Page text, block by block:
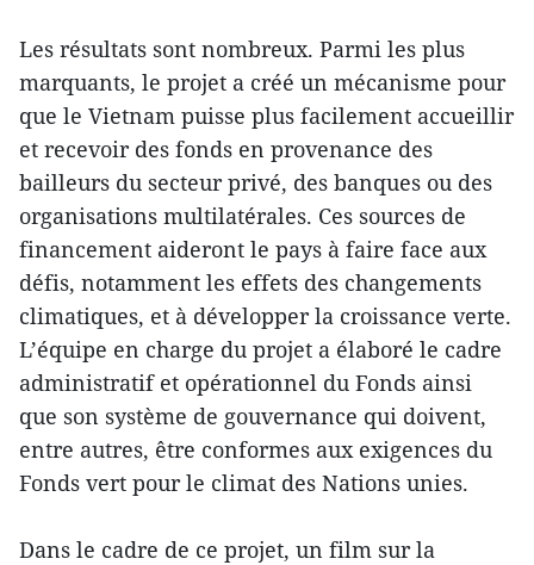
Les résultats sont nombreux. Parmi les plus
marquants, le projet a créé un mécanisme pour
que le Vietnam puisse plus facilement accueillir
et recevoir des fonds en provenance des
bailleurs du secteur privé, des banques ou des
organisations multilatérales. Ces sources de
financement aideront le pays à faire face aux
défis, notamment les effets des changements
climatiques, et à développer la croissance verte.
L’équipe en charge du projet a élaboré le cadre
administratif et opérationnel du Fonds ainsi
que son système de gouvernance qui doivent,
entre autres, être conformes aux exigences du
Fonds vert pour le climat des Nations unies.
Dans le cadre de ce projet, un film sur la